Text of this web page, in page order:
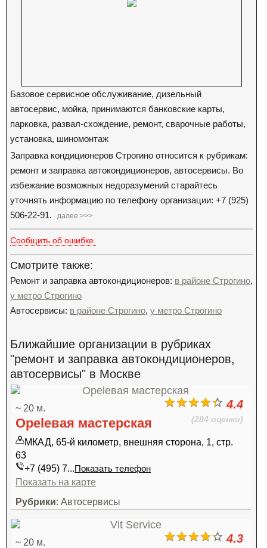
Базовое сервисное обслуживание, дизельный
автосервис, мойка, принимаются банковские карты,
парковка, развал-схождение, ремонт, сварочные работы,
установка, шиномонтаж
Заправка кондиционеров Строгино относится к рубрикам:
ремонт и заправка автокондиционеров, автосервисы. Во
избежание возможных недоразумений старайтесь
уточнять информацию по телефону организации: +7 (925)
506-22-91.
далее >>>
Сообщить об ошибке.
Смотрите также:
Ремонт и заправка автокондиционеров: в районе Строгино,
у метро Строгино
Автосервисы: в районе Строгино, у метро Строгино
Ближайшие организации в рубриках
"ремонт и заправка автокондиционеров,
автосервисы" в Москве
4.4
(284 оценки)
~ 20 м.
Opelевая мастерская
МКАД, 65-й километр, внешняя сторона, 1, стр.
63
+7 (495) 7...Показать телефон
Показать на карте
Рубрики: Автосервисы
4.3
~ 20 м.